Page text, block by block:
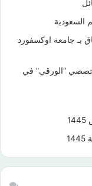
السعودية
بـ جامعة اوكسفورد
“الورقي” في